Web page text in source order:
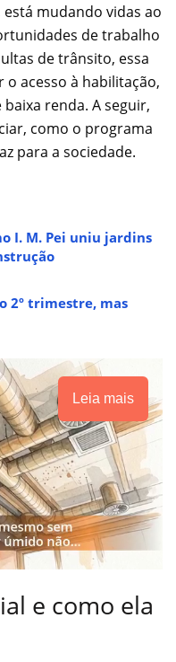
mudando vidas ao
de trabalho
de trânsito, essa
acesso à habilitação,
renda. A seguir,
como o programa
para a sociedade.
I. M. Pei uniu jardins
2º trimestre, mas
Leia mais
e como ela